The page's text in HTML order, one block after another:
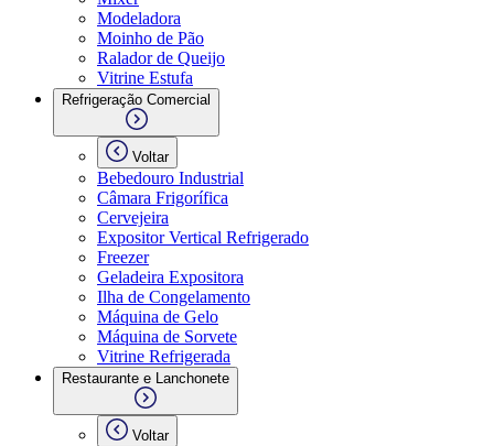
Modeladora
Moinho de Pão
Ralador de Queijo
Vitrine Estufa
Refrigeração Comercial
Voltar
Bebedouro Industrial
Câmara Frigorífica
Cervejeira
Expositor Vertical Refrigerado
Freezer
Geladeira Expositora
Ilha de Congelamento
Máquina de Gelo
Máquina de Sorvete
Vitrine Refrigerada
Restaurante e Lanchonete
Voltar